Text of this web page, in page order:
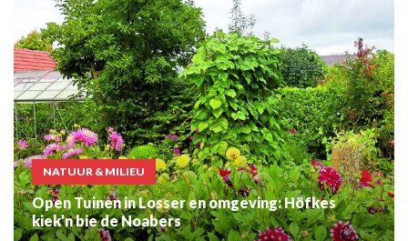
NATUUR & MILIEU
Open Tuinen in Losser en omgeving: Höfkes
kiek’n bie de Noabers